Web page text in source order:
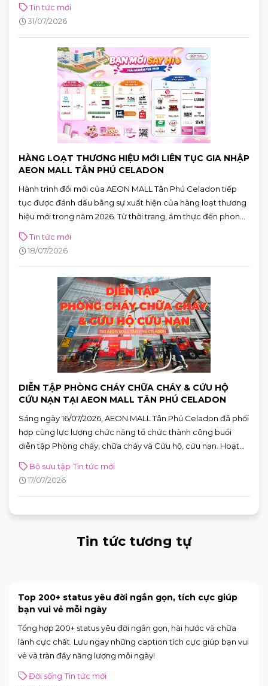
hoạt động đặc biệt và nhận nhiều phần quà hấp dẫn đến hết
ngày 02/08.
Tin tức mới
31/07/2026
HÀNG LOẠT THƯƠNG HIỆU MỚI LIÊN TỤC GIA NHẬP
AEON MALL TÂN PHÚ CELADON
Hành trình đổi mới của AEON MALL Tân Phú Celadon tiếp
tục được đánh dấu bằng sự xuất hiện của hàng loạt thương
hiệu mới trong năm 2026. Từ thời trang, ẩm thực đến phong
mang đến những trải nghiệm mua sắm và giải trí ngày càng
đa dạng cho khách hàng.
Tin tức mới
18/07/2026
DIỄN TẬP PHÒNG CHÁY CHỮA CHÁY & CỨU HỘ
CỨU NẠN TẠI AEON MALL TÂN PHÚ CELADON
Sáng ngày 16/07/2026, AEON MALL Tân Phú Celadon đã phối
hợp cùng lực lượng chức năng tổ chức thành công buổi
diễn tập Phòng cháy, chữa cháy và Cứu hộ, cứu nạn. Hoạt
huống khẩn cấp, khẳng định cam kết xây dựng môi trường
mua sắm, vui chơi và giải trí an toàn cho mọi khách hàng.
Bộ sưu tập Tin tức mới
17/07/2026
Tin tức tương tự
[NÂNG CẤP CỬA HÀNG] INOCHI FLAGSHIP STORE
CHÍNH THỨC MỞ BÁN
Trải nghiệm không gian mới hiện đại và nhiều nâng với deal
hot lên đến 50% tại INOCHI
Tin tức mới